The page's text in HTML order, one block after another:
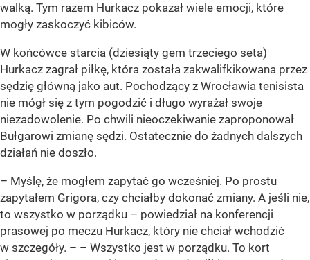
walką. Tym razem Hurkacz pokazał wiele emocji, które
mogły zaskoczyć kibiców.
W końcówce starcia (dziesiąty gem trzeciego seta)
Hurkacz zagrał piłkę, która została zakwalifkikowana przez
sędzię główną jako aut. Pochodzący z Wrocławia tenisista
nie mógł się z tym pogodzić i długo wyrażał swoje
niezadowolenie. Po chwili nieoczekiwanie zaproponował
Bułgarowi zmianę sędzi. Ostatecznie do żadnych dalszych
działań nie doszło.
– Myślę, że mogłem zapytać go wcześniej. Po prostu
zapytałem Grigora, czy chciałby dokonać zmiany. A jeśli nie,
to wszystko w porządku – powiedział na konferencji
prasowej po meczu Hurkacz, który nie chciał wchodzić
w szczegóły. – – Wszystko jest w porządku. To kort